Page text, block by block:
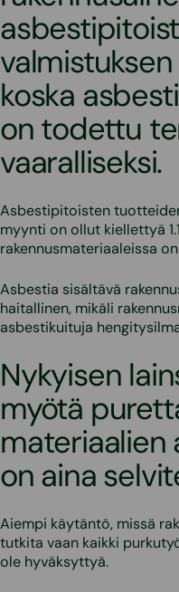
valmistuksen
koska
on todettu
vaaralliseksi.
Asbestipitoisten
myynti on ollut kiellettyä
rakennusmateriaaleissa
Asbestia sisältävä
haitallinen, mikäli
asbestikuituja
Nykyisen
myötä
materiaalien
on aina
Aiempi käytäntö, missä
tutkita vaan kaikki
ole hyväksyttyä.